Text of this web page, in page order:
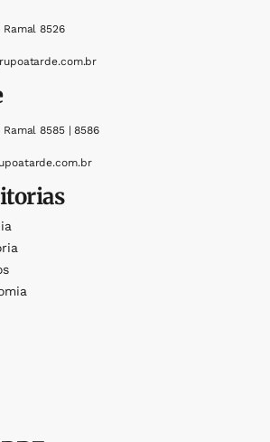
Ramal 8526
8585 | 8586